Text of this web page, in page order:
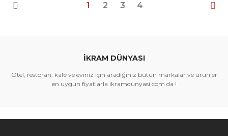
1 2 3 4
İKRAM DÜNYASI
Otel, restoran, kafe ve eviniz için aradığınız bütün markalar ve ürünler
en uygun fiyatlarla ikramdunyasi.com da !